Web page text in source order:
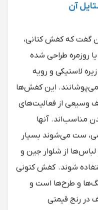
آن
گفت که کفش کتانی،
روزمره طراحی شده
لاستیکی و رویه
می‌پوشانند. این کفش‌ها
وسیعی از فعالیت‌های
مناسب‌اند. آنها
ست می‌شوند بسیار
از شلوار جین و
شوند. کفش کتونی
و طرح‌ها است و
در رنج قیمتی